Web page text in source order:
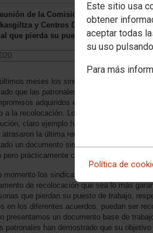
Este sitio usa
obtener
aceptar todas
su uso
Para más
Política de
de la Comisión de recolocación
y Centros Diocesanos,
que pierda su puesto de trabajo por
meses los sindicatos ELA, STEILAS
que las patronales del sector de
adquiridos en los diferentes
a la recolocación. Lo único que pretenden
claro ejemplo ha sido que con la
atrasaron la última reunión y dos semanas
un documento similar al anterior a ese
pero prácticamente con los mismos
momento los sindicatos ELA, STEILAS y
de recolocación que sea lo más
que pierdan su puesto de trabajo,
en los diferentes acuerdos, puedan ser
presentamos un documento base de
patronales han demostrado que su